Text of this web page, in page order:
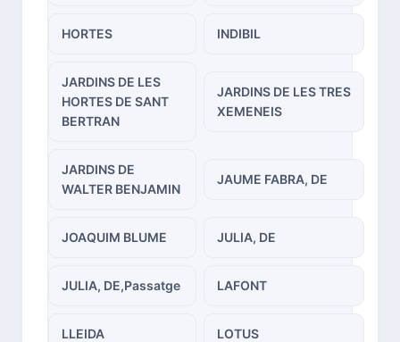
HORTES INDIBIL
JARDINS DE LES
HORTES DE SANT
BERTRAN
JARDINS DE LES TRES
XEMENEIS
JARDINS DE
WALTER BENJAMIN
JAUME FABRA, DE
JOAQUIM BLUME JULIA, DE
JULIA, DE,Passatge LAFONT
LLEIDA LOTUS